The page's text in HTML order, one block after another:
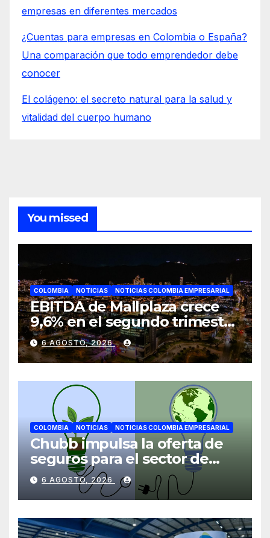
empresas en diferentes mercados
¿Cuentas para empresas en Colombia o España?
Una comparación que todo emprendedor debe
conocer
El colágeno: el secreto natural para la salud y
vitalidad del cuerpo humano
You missed
COLOMBIA NOTICIAS NOTICIAS COLOMBIA EMPRESARIAL
EBITDA de Mallplaza crece
9,6% en el segundo trimestre
mientras avanza en su plan
de crecimiento en Colombia
6 AGOSTO, 2026
COLOMBIA NOTICIAS NOTICIAS COLOMBIA EMPRESARIAL
Chubb impulsa la oferta de
seguros para el sector de
energías renovables en
América Latina
6 AGOSTO, 2026